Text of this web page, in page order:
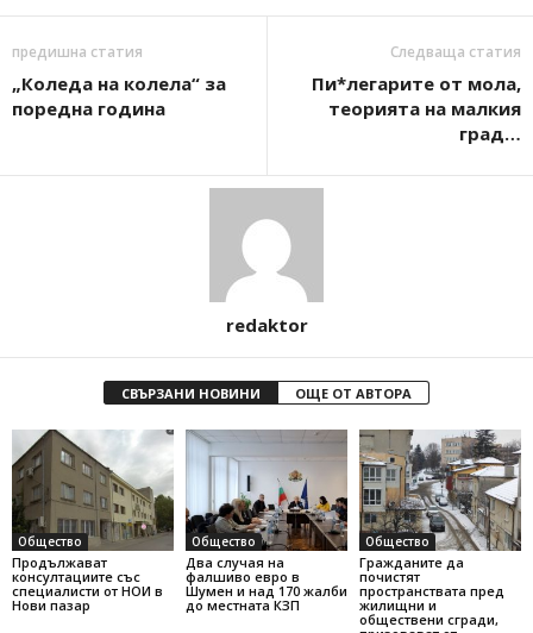
предишна статия
„Коледа на колела“ за
поредна година
Следваща статия
Пи*легарите от мола,
теорията на малкия
град…
redaktor
СВЪРЗАНИ НОВИНИ ОЩЕ ОТ АВТОРА
Общество
Продължават
консултациите със
специалисти от НОИ в
Нови пазар
Общество
Два случая на
фалшиво евро в
Шумен и над 170 жалби
до местната КЗП
Общество
Гражданите да
почистят
пространствата пред
жилищни и
обществени сгради,